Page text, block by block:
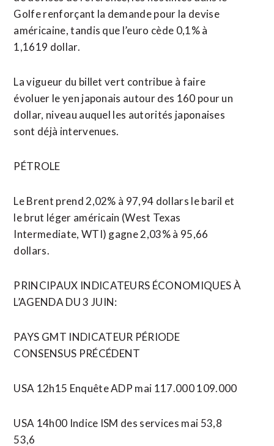
Golfe renforçant la demande pour la devise
américaine, tandis que l’euro cède 0,1% à
1,1619 dollar.
La vigueur du billet vert contribue à faire
évoluer le yen japonais autour des 160 pour un
dollar, niveau auquel les autorités japonaises
sont déjà intervenues.
PÉTROLE
Le Brent prend 2,02% à 97,94 dollars le baril et ​
le brut léger américain (West Texas
Intermediate, WTI) gagne 2,03% à 95,66
dollars.
PRINCIPAUX INDICATEURS ÉCONOMIQUES À
L’AGENDA DU 3 JUIN:
PAYS GMT INDICATEUR PÉRIODE
CONSENSUS PRÉCÉDENT
USA 12h15 Enquête ADP mai 117.000 109.000
USA 14h00 Indice ISM des ​services mai 53,8
53,6